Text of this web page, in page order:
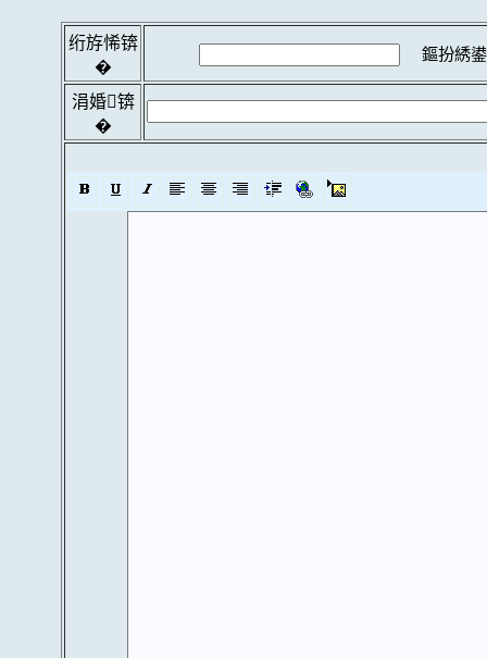
绗斿悕锛
�
鏂扮綉
涓婚锛
�